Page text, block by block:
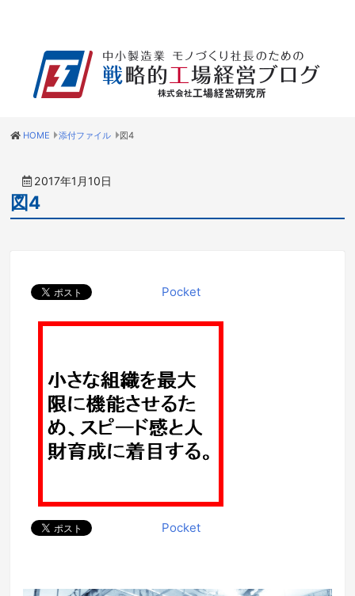
HOME 添付ファイル 図4
2017年1月10日
図4
Pocket
Pocket